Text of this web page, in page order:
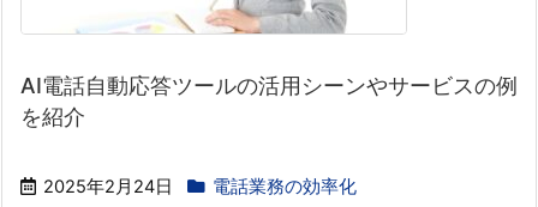
AI電話自動応答ツールの活用シーンやサービスの例
を紹介
2025年2月24日 電話業務の効率化